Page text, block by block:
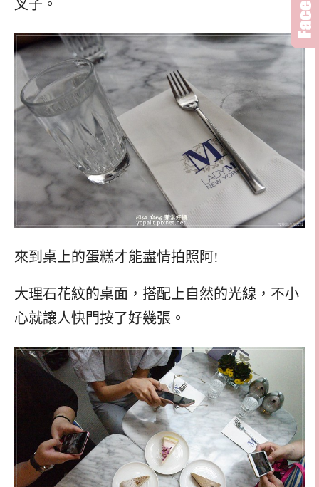
叉子。
來到桌上的蛋糕才能盡情拍照阿!
大理石花紋的桌面，搭配上自然的光線，不小
心就讓人快門按了好幾張。